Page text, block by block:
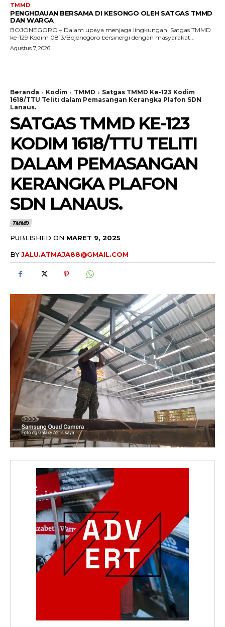
TMMD
PENGHIJAUAN BERSAMA DI KESONGO OLEH SATGAS TMMD
DAN WARGA
BOJONEGORO – Dalam upaya menjaga lingkungan, Satgas TMMD
ke-129 Kodim 0813/Bojonegoro bersinergi dengan masyarakat...
Agustus 7, 2026